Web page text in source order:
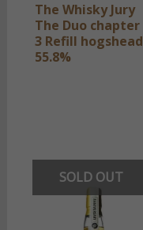
The Whisky Jury
The Duo chapter
3 Refill hogshead
55.8%
SOLD OUT